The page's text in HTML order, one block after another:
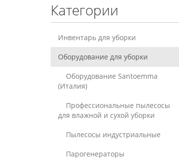
Категории
Инвентарь для уборки
Оборудование для уборки
Оборудование Santoemma
(Италия)
Профессиональные пылесосы
для влажной и сухой уборки
Пылесосы индустриальные
Парогенераторы